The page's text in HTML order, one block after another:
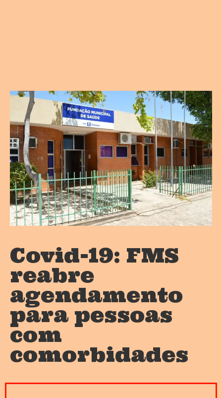
Covid-19: FMS
reabre
agendamento
para pessoas
com
comorbidades